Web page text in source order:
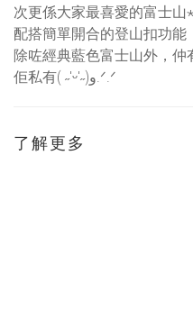
次更係大家最喜愛的富士山
配搭簡單開合的登山扣功能
除咗經典藍色富士山外，
佢私有( ˶'ᵕ'˶)و.ᐟ.ᐟ
了解更多